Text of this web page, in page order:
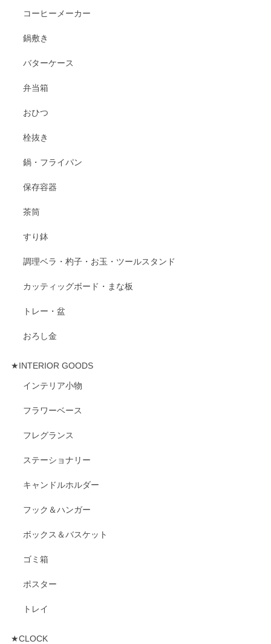
コーヒーメーカー
鍋敷き
バターケース
弁当箱
おひつ
栓抜き
鍋・フライパン
保存容器
茶筒
すり鉢
調理ベラ・杓子・お玉・ツールスタンド
カッティッグボード・まな板
トレー・盆
おろし金
★INTERIOR GOODS
インテリア小物
フラワーベース
フレグランス
ステーショナリー
キャンドルホルダー
フック＆ハンガー
ボックス＆バスケット
ゴミ箱
ポスター
トレイ
★CLOCK